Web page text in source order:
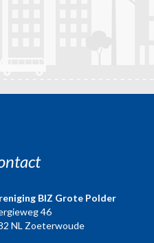
BIZ Grote Polder
46
NL Zoeterwoude